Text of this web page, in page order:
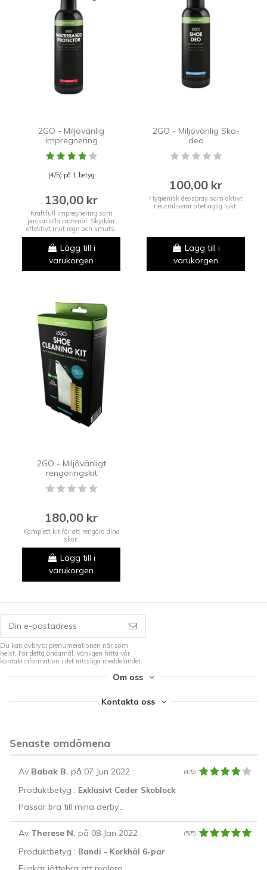
2GO - Miljövänlig
impregnering
(4/5) på 1 betyg
130,00 kr
Kraftfull impregnering som
passar alla material. Skyddar
effektivt mot regn och smuts.
Lägg till i
varukorgen
2GO - Miljövänlig Sko-
deo
100,00 kr
Hygienisk deospray som aktivt
neutraliserar obehaglig lukt.
Lägg till i
varukorgen
2GO - Miljövänligt
rengöringskit
180,00 kr
Komplett kit för att rengöra dina
skor.
Lägg till i
varukorgen
Du kan avbryta prenumerationen när som
helst. För detta ändamål, vänligen hitta vår
kontaktinformation i det rättsliga meddelandet.
Om oss
Kontakta oss
Senaste omdömena
Av Babak B. på 07 Jun 2022: (4/5)
Produktbetyg : Exklusivt Ceder Skoblock
Passar bra till mina derby...
Av Therese N. på 08 Jan 2022: (5/5)
Produktbetyg : Bandi - Korkhäl 6-par